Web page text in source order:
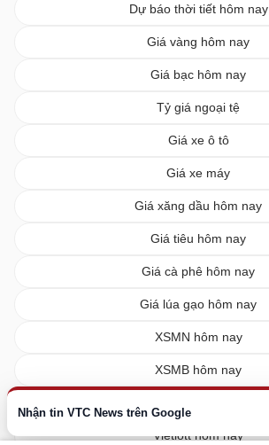
Nhận tin VTC News trên Google
Dự báo thời tiết hôm nay
Giá vàng hôm nay
Giá bạc hôm nay
Tỷ giá ngoại tệ
Giá xe ô tô
Giá xe máy
Giá xăng dầu hôm nay
Giá tiêu hôm nay
Giá cà phê hôm nay
Giá lúa gạo hôm nay
XSMN hôm nay
XSMB hôm nay
Vietlott hôm nay